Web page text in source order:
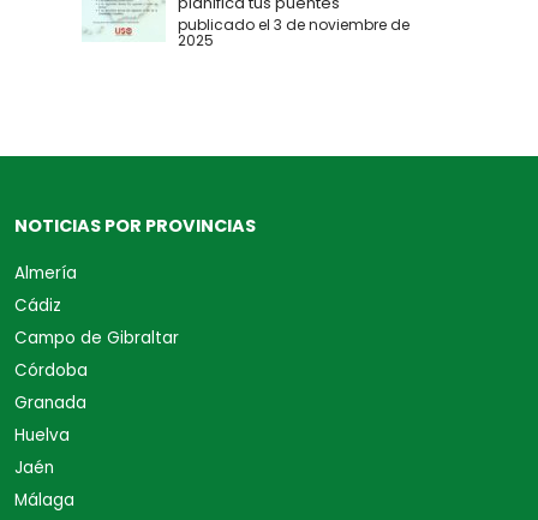
publicado el 3 de noviembre de
2025
NOTICIAS POR PROVINCIAS
Almería
Cádiz
Campo de Gibraltar
Córdoba
Granada
Huelva
Jaén
Málaga